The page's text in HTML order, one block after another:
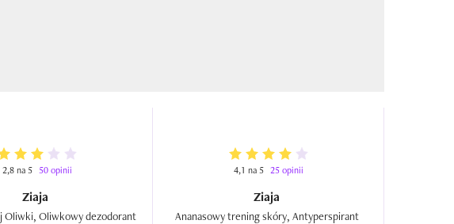
2,8 na 5 50 opinii
Ziaja
Oliwki, Oliwkowy dezodorant
4,1 na 5 25 opinii
Ziaja
Ananasowy trening skóry, Antyperspirant